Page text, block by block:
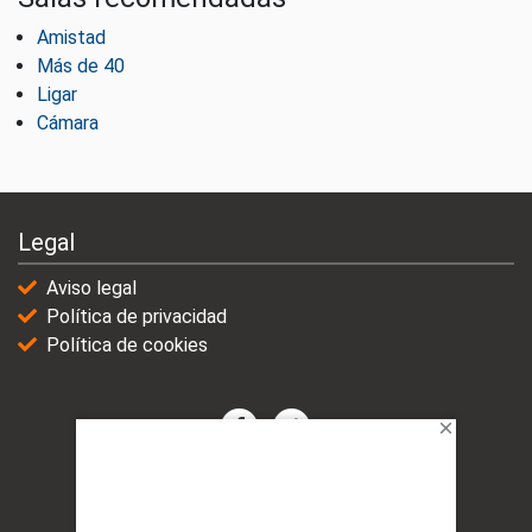
Amistad
Más de 40
Ligar
Cámara
Legal
Aviso legal
Política de privacidad
Política de cookies